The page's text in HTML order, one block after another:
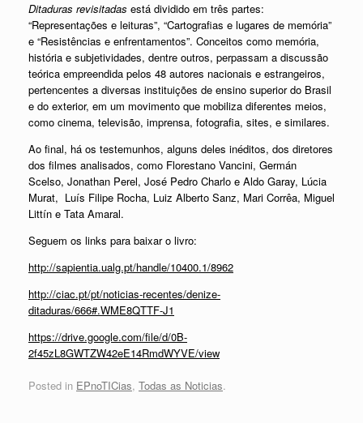
Ditaduras revisitadas está dividido em três partes:
“Representações e leituras”, “Cartografias e lugares de memória”
e “Resistências e enfrentamentos”. Conceitos como memória,
história e subjetividades, dentre outros, perpassam a discussão
teórica empreendida pelos 48 autores nacionais e estrangeiros,
pertencentes a diversas instituições de ensino superior do Brasil
e do exterior, em um movimento que mobiliza diferentes meios,
como cinema, televisão, imprensa, fotografia, sites, e similares.
Ao final, há os testemunhos, alguns deles inéditos, dos diretores
dos filmes analisados, como Florestano Vancini, Germán
Scelso, Jonathan Perel, José Pedro Charlo e Aldo Garay, Lúcia
Murat, Luís Filipe Rocha, Luiz Alberto Sanz, Mari Corrêa, Miguel
Littín e Tata Amaral.
Seguem os links para baixar o livro:
http://sapientia.ualg.pt/handle/10400.1/8962
http://ciac.pt/pt/noticias-recentes/denize-
ditaduras/666#.WME8QTTF-J1
https://drive.google.com/file/d/0B-
2f45zL8GWTZW42eE14RmdWYVE/view
Posted in EPnoTICias, Todas as Noticias.